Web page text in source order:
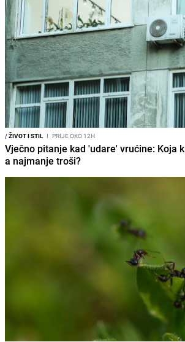
/ŽIVOT I STIL I PRIJE OKO 12H
Vječno pitanje kad 'udare' vrućine: Koja
a najmanje troši?